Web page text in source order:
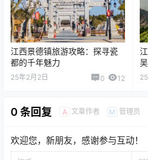
江西景德镇旅游攻略：探寻瓷
都的千年魅力
25年2月2日 0 12
0 条回复 A 文章作者 M 管理员
欢迎您，新朋友，感谢参与互动！